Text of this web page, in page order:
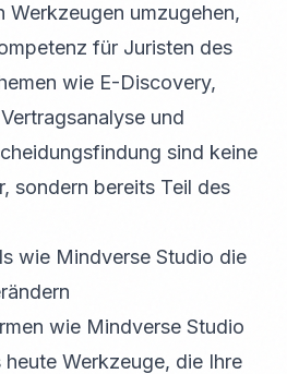
Werkzeugen umzugehen,
für Juristen des
wie E-Discovery,
und
sind keine
sondern bereits Teil des
wie Mindverse Studio die
wie Mindverse Studio
Werkzeuge, die Ihre